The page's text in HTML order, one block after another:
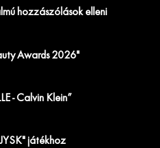
hozzászólások elleni
Awards 2026"
- Calvin Klein”
játékhoz